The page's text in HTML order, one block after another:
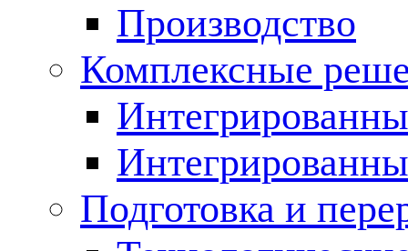
Производство
Комплексные
Подготовка и